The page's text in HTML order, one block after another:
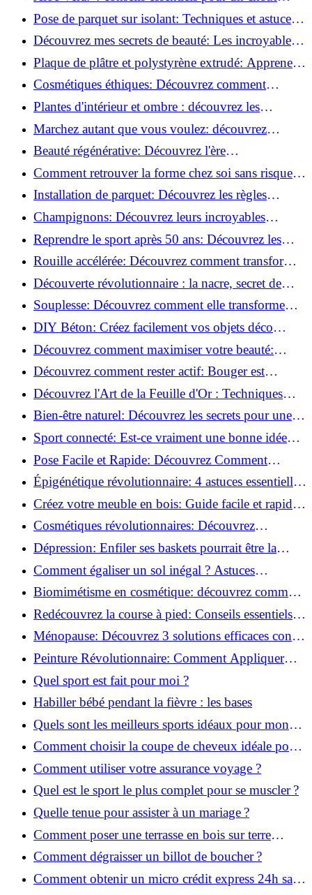
parfait!
Pose de parquet sur isolant: Techniques et astuces
pour un sol parfait!
Découvrez mes secrets de beauté: Les incroyables
vertus du raisin!
Plaque de plâtre et polystyrène extrudé: Apprenez
à les coller efficacement!
Cosmétiques éthiques: Découvrez comment
transformer votre routine beauté!
Plantes d'intérieur et ombre : découvrez les
meilleures pour votre maison !
Marchez autant que vous voulez: découvrez
pourquoi c'est bénéfique!
Beauté régénérative: Découvrez l'ère
révolutionnaire de la cosmétique verte!
Comment retrouver la forme chez soi sans risque
de blessure: Techniques et conseils sûrs!
Installation de parquet: Découvrez les règles
essentielles à respecter!
Champignons: Découvrez leurs incroyables
pouvoirs antioxydants!
Reprendre le sport après 50 ans: Découvrez les
meilleures méthodes!
Rouille accélérée: Découvrez comment transformer
la corrosion en déco tendance!
Découverte révolutionnaire : la nacre, secret de
régénération inouï !
Souplesse: Découvrez comment elle transforme
votre performance sportive!
DIY Béton: Créez facilement vos objets déco
tendance!
Découvrez comment maximiser votre beauté:
Astuces et secrets révélés!
Découvrez comment rester actif: Bouger est
toujours possible!
Découvrez l'Art de la Feuille d'Or : Techniques
Incontournables pour Réussir!
Bien-être naturel: Découvrez les secrets pour une
vie saine!
Sport connecté: Est-ce vraiment une bonne idée
pour vous?
Pose Facile et Rapide: Découvrez Comment
Monter des Carreaux de Béton Cellulaire!
Épigénétique révolutionnaire: 4 astuces essentielles
pour transformer votre bien-être!
Créez votre meuble en bois: Guide facile et rapide
pour débutants!
Cosmétiques révolutionnaires: Découvrez
comment les fermes verticales transforment la
beauté!
Dépression: Enfiler ses baskets pourrait être la
solution!
Comment égaliser un sol inégal ? Astuces
infaillibles pour réussir !
Biomimétisme en cosmétique: découvrez comment
la nature inspire l'avenir des soins beauté!
Redécouvrez la course à pied: Conseils essentiels
pour reprendre!
Ménopause: Découvrez 3 solutions efficaces contre
les bouffées de chaleur!
Peinture Révolutionnaire: Comment Appliquer
Deux Couleurs Sur Une Porte!
Quel sport est fait pour moi ?
Habiller bébé pendant la fièvre : les bases
Quels sont les meilleurs sports idéaux pour mon
enfant ?
Comment choisir la coupe de cheveux idéale pour
votre visage ?
Comment utiliser votre assurance voyage ?
Quel est le sport le plus complet pour se muscler ?
Quelle tenue pour assister à un mariage ?
Comment poser une terrasse en bois sur terre
battue ?
Comment dégraisser un billot de boucher ?
Comment obtenir un micro crédit express 24h sans